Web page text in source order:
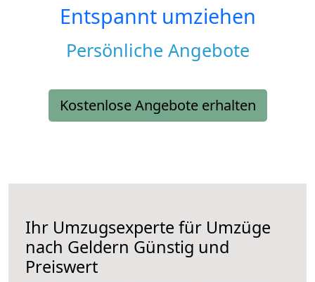
Entspannt umziehen
Persönliche Angebote
Kostenlose Angebote erhalten
Ihr Umzugsexperte für Umzüge
nach Geldern Günstig und
Preiswert